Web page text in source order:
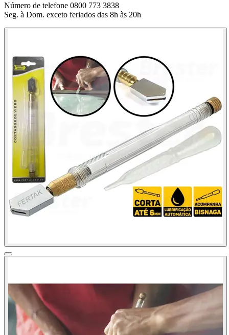
Número de telefone 0800 773 3838
Seg. à Dom. exceto feriados das 8h às 20h